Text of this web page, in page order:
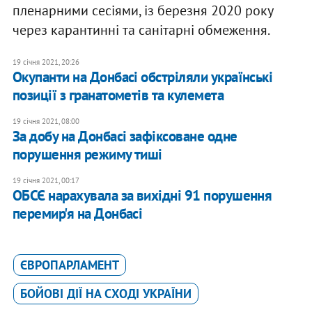
пленарними сесіями, із березня 2020 року
через карантинні та санітарні обмеження.
19 січня 2021, 20:26
Окупанти на Донбасі обстріляли українські
позиції з гранатометів та кулемета
19 січня 2021, 08:00
За добу на Донбасі зафіксоване одне
порушення режиму тиші
19 січня 2021, 00:17
ОБСЄ нарахувала за вихідні 91 порушення
перемир'я на Донбасі
ЄВРОПАРЛАМЕНТ
БОЙОВІ ДІЇ НА СХОДІ УКРАЇНИ